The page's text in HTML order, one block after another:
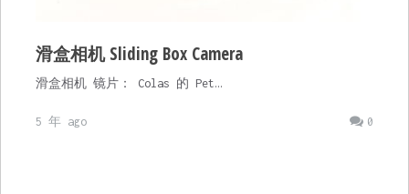
滑盒相机 Sliding Box Camera
滑盒相机 镜片： Colas 的 Pet…
0
5 年 ago